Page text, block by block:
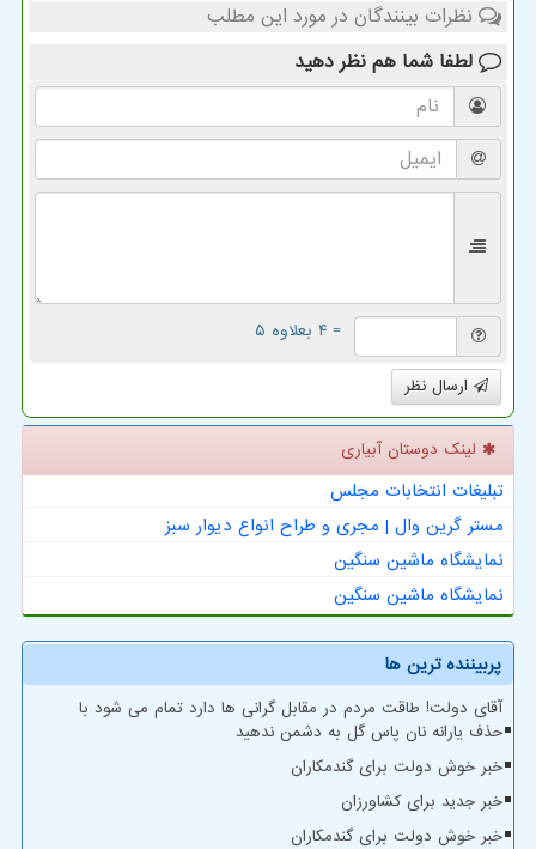
نظرات بینندگان در مورد این مطلب
لطفا شما هم نظر دهید
= ۴ بعلاوه ۵
ارسال نظر
لینک دوستان آبیاری
تبلیغات انتخابات مجلس
مستر گرین وال | مجری و طراح انواع دیوار سبز
نمایشگاه ماشین سنگین
نمایشگاه ماشین سنگین
پربیننده ترین ها
آقای دولت! طاقت مردم در مقابل گرانی ها دارد تمام می شود با
حذف یارانه نان پاس گل به دشمن ندهید
خبر خوش دولت برای گندمکاران
خبر جدید برای کشاورزان
خبر خوش دولت برای گندمکاران